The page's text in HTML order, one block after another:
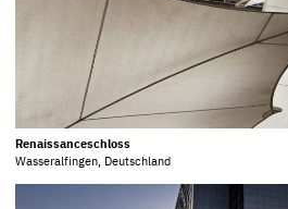
Renaissanceschloss
Wasseralfingen, Deutschland